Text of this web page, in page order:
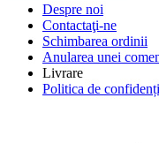
Despre noi
Contactaţi-ne
Schimbarea ordinii
Anularea unei
Livrare
Politica de